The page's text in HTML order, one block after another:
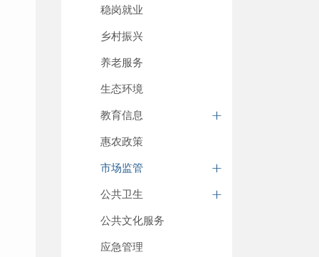
稳岗就业
乡村振兴
养老服务
生态环境
教育信息
惠农政策
市场监管
公共卫生
公共文化服务
应急管理